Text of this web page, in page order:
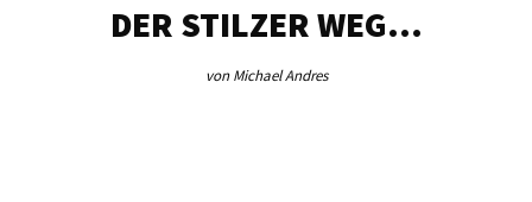
DER STILZER WEG…
von Michael Andres